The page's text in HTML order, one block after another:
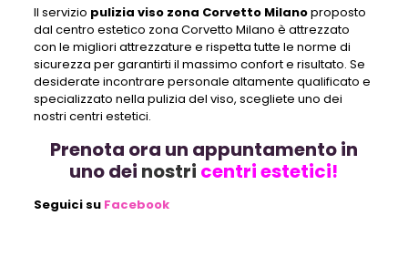
Il servizio pulizia viso zona Corvetto Milanoproposto
dal centro estetico zona Corvetto Milano è attrezzato
con le migliori attrezzature e rispetta tutte le norme di
sicurezza per garantirti il massimo confort e risultato. Se
desiderate incontrare personale altamente qualificato e
specializzato nella pulizia del viso, scegliete uno dei
nostri centri estetici.
Prenota ora un appuntamento in
uno dei nostri centri estetici!
Seguici su Facebook